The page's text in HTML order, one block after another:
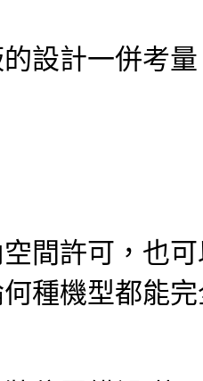
設計一併考
間許可，也
種機型都能